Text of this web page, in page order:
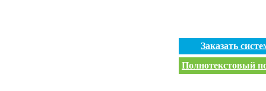
Заказать
Полнотекстовый